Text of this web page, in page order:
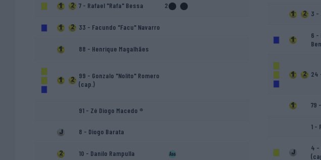
7 - Rafael "Rafa" Bessa 2
33 - Facundo "Facu" Navarro
88 - Henrique Magalhães
99 - Gonzalo "Nolito" Romero
(cap.)
91 - Zé Diogo Macedo ®
8 - Diogo Barata
10 - Danilo Rampulla
3 -
6 -
24
79
1 -
4 -